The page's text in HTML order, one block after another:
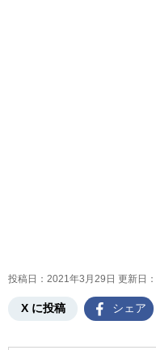
投稿日：2021年3月29日 更新日：
X に投稿 シェア